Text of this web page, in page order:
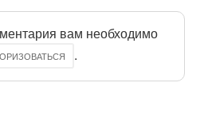
вам необходимо
.